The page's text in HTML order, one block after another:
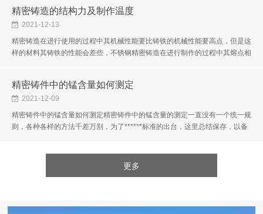
精密铸造的结构力及制作温度
2021-12-13
精密铸造在进行使用的过程中其机械性能要比铸铁的机械性能要高点，但是这
样的材料其铸铁的性能会差些，不锈钢精密铸造在进行制作的过程中其熔点相
精密铸件中的锰含量如何测定
2021-12-09
精密铸件中的锰含量如何测定精密铸件中的锰含量的测定一直没有一个统一规
则，各种各样的方法千差万别，为了******标准的出台，这里总结保存，以备
更多